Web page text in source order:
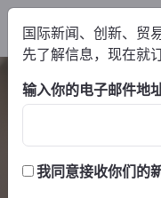
办公用品 – 查
181
国际新闻、创新、贸
先了解信息，现在就
输入你的电子邮件地
我同意接收你们的